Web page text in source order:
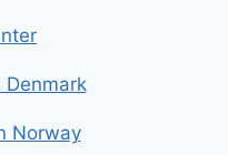
Denmark
Norway